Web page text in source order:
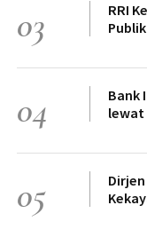
03
RRI
04
Bank
lewat
05